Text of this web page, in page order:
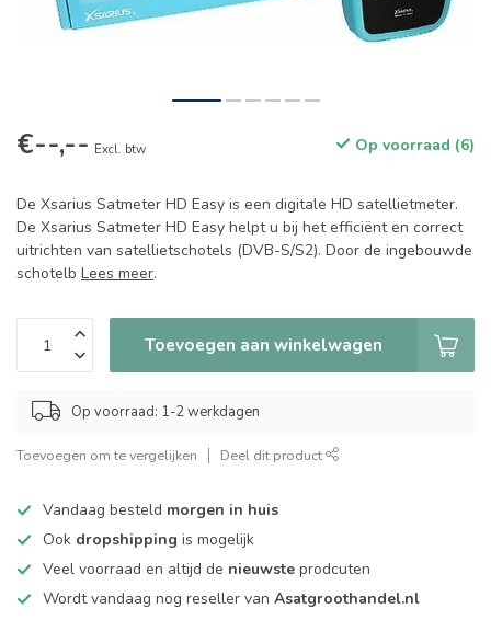
€--,-- Excl. btw Op voorraad (6)
De Xsarius Satmeter HD Easy is een digitale HD satellietmeter.
De Xsarius Satmeter HD Easy helpt u bij het efficiënt en correct
uitrichten van satellietschotels (DVB-S/S2). Door de ingebouwde
schotelb Lees meer.
Toevoegen aan winkelwagen
Op voorraad: 1-2 werkdagen
Toevoegen om te vergelijken Deel dit product
Vandaag besteld morgen in huis
Ook dropshipping is mogelijk
Veel voorraad en altijd de nieuwste prodcuten
Wordt vandaag nog reseller van Asatgroothandel.nl